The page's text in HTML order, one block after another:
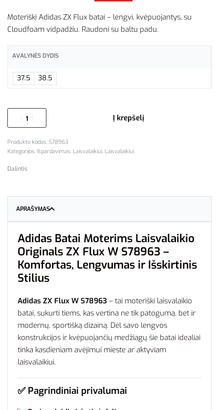
Moteriški Adidas ZX Flux batai – lengvi, kvėpuojantys, su
Cloudfoam vidpadžiu. Raudoni su baltu padu.
AVALYNĖS DYDIS
37.5 38.5
Į krepšelį
S78963
Kategorijos: Išpardavimas, Laisvalaikiui, Laisvalaikiui
Dalintis
APRAŠYMAS
Adidas Batai Moterims Laisvalaikio
Originals ZX Flux W S78963 –
Komfortas, Lengvumas ir Išskirtinis
Stilius
Adidas ZX Flux W S78963 – tai moteriški laisvalaikio
batai, sukurti tiems, kas vertina ne tik patogumą, bet ir
modernų, sportišką dizainą. Dėl savo lengvos
konstrukcijos ir kvėpuojančių medžiagų šie batai idealiai
tinka kasdieniam avėjimui mieste ar aktyviam
laisvalaikiui.
✅ Pagrindiniai privalumai